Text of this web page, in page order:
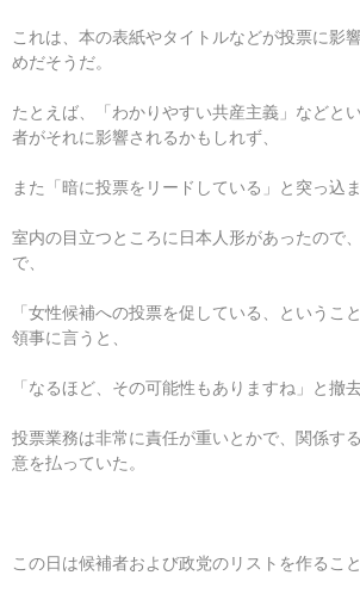
これは、本の表紙やタイトルなどが投票に影
めだそうだ。
たとえば、「わかりやすい共産主義」などと
者がそれに影響されるかもしれず、
また「暗に投票をリードしている」と突っ込
室内の目立つところに日本人形があったので
で、
「女性候補への投票を促している、というこ
領事に言うと、
「なるほど、その可能性もありますね」と撤
投票業務は非常に責任が重いとかで、関係す
意を払っていた。
この日は候補者および政党のリストを作るこ